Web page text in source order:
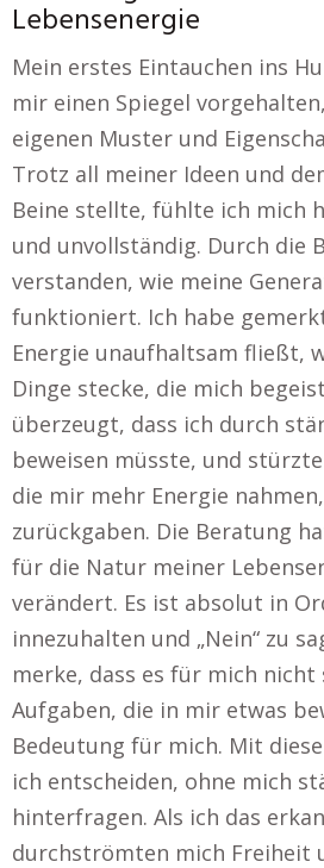
Lebensenergie
Mein erstes Eintauchen ins
mir einen Spiegel
eigenen Muster und
Trotz all meiner Ideen und
Beine stellte, fühlte ich mich
und unvollständig. Durch die
verstanden, wie meine
funktioniert. Ich habe
Energie unaufhaltsam fließt,
Dinge stecke, die mich
überzeugt, dass ich durch
beweisen müsste, und
die mir mehr Energie
zurückgaben. Die Beratung
für die Natur meiner
verändert. Es ist absolut in
innezuhalten und „Nein“ zu
merke, dass es für mich
Aufgaben, die in mir etwas
Bedeutung für mich. Mit
ich entscheiden, ohne mich
hinterfragen. Als ich das
durchströmten mich Freiheit